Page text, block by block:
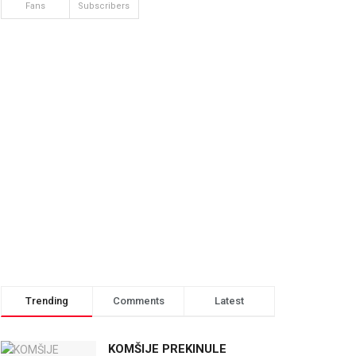
Fans Subscribers
Trending Comments Latest
KOMŠIJE PREKINULE